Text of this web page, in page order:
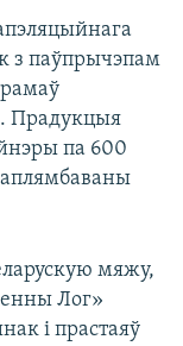
з паўпрычэпам
Прадукцыя
па 600
мяжу,
Лог»
і прастаяў